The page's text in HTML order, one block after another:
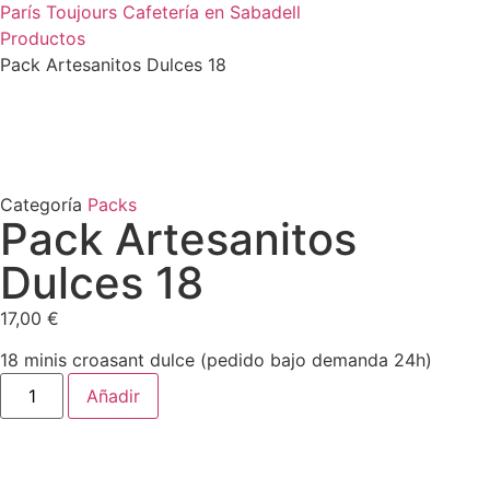
París Toujours Cafetería en Sabadell
Productos
Pack Artesanitos Dulces 18
Categoría Packs
Pack Artesanitos
Dulces 18
17,00 €
18 minis croasant dulce (pedido bajo demanda 24h)
Añadir